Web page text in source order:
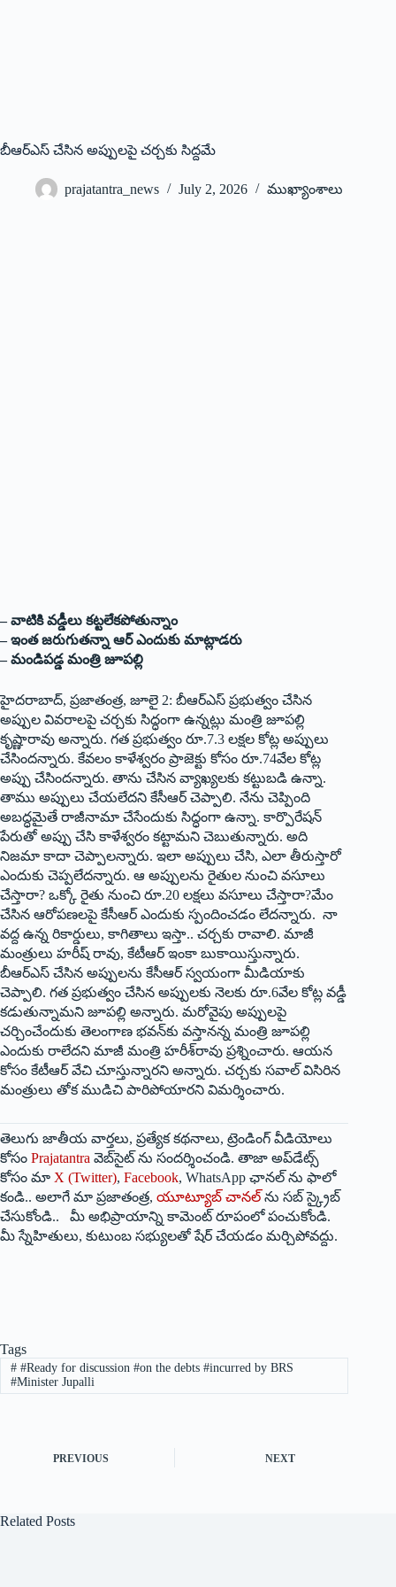
బీఆర్‌ఎస్‌ ‌చేసిన అప్పులపై చర్చకు సిద్దమే
prajatantra_news July 2, 2026 ముఖ్యాంశాలు
– వాటికి వడ్డీలు కట్టలేకపోతున్నాం
– ఇంత జరుగుతన్నా ఆర్‌ ఎం‌దుకు మాట్లాడరు
– మండిపడ్డ మంత్రి జూపల్లి
హైదరాబాద్‌,‌ ప్రజాతంత్ర, జూలై 2: బీఆర్‌ఎస్‌ ‌ప్రభుత్వం చేసిన
అప్పుల వివరాలపై చర్చకు సిద్ధంగా ఉన్నట్లు మంత్రి జూపల్లి
కృష్ణారావు అన్నారు. గత ప్రభుత్వం రూ.7.3 లక్షల కోట్ల అప్పులు
చేసిందన్నారు. కేవలం కాళేశ్వరం ప్రాజెక్టు కోసం రూ.74వేల కోట్ల
అప్పు చేసిందన్నారు. తాను చేసిన వ్యాఖ్యలకు కట్టుబడి ఉన్నా.
తాము అప్పులు చేయలేదని కేసీఆర్‌ ‌చెప్పాలి. నేను చెప్పింది
అబద్ధమైతే రాజీనామా చేసేందుకు సిద్ధంగా ఉన్నా. కార్పొరేషన్‌
‌పేరుతో అప్పు చేసి కాళేశ్వరం కట్టామని చెబుతున్నారు. అది
నిజమా కాదా చెప్పాలన్నారు. ఇలా అప్పులు చేసి, ఎలా తీరుస్తారో
ఎందుకు చెప్పలేదన్నారు. ఆ అప్పులను రైతుల నుంచి వసూలు
చేస్తారా? ఒక్కో రైతు నుంచి రూ.20 లక్షలు వసూలు చేస్తారా?మేం
చేసిన ఆరోపణలపై కేసీఆర్‌ ఎం‌దుకు స్పందించడం లేదన్నారు. నా
వద్ద ఉన్న రికార్డులు, కాగితాలు ఇస్తా.. చర్చకు రావాలి. మాజీ
మంత్రులు హరీష్‌ ‌రావు, కేటీఆర్‌ ఇం‌కా బుకాయిస్తున్నారు.
బీఆర్‌ఎస్‌ ‌చేసిన అప్పులను కేసీఆర్‌ ‌స్వయంగా మీడియాకు
చెప్పాలి. గత ప్రభుత్వం చేసిన అప్పులకు నెలకు రూ.6వేల కోట్ల వడ్డీ
కడుతున్నామని జూపల్లి అన్నారు. మరోవైపు అప్పులపై
చర్చించేందుకు తెలంగాణ భవన్‌కు వస్తానన్న మంత్రి జూపల్లి
ఎందుకు రాలేదని మాజీ మంత్రి హరీశ్‌రావు ప్రశ్నించారు. ఆయన
కోసం కేటీఆర్‌ ‌వేచి చూస్తున్నారని అన్నారు. చర్చకు సవాల్‌ ‌విసిరిన
మంత్రులు తోక ముడిచి పారిపోయారని విమర్శించారు.
తెలుగు జాతీయ వార్తలు, ప్రత్యేక కథనాలు, ట్రెండింగ్ వీడియోలు
కోసం Prajatantra వెబ్‌సైట్ ను సందర్శించండి. తాజా అప్‌డేట్స్
కోసం మా X (Twitter), Facebook, WhatsApp ఛానల్ ను ఫాలో
కండి.. అలాగే మా ప్రజాతంత్ర, యూట్యూబ్ చానల్ ను సబ్ స్క్రైబ్
చేసుకోండి.. మీ అభిప్రాయాన్ని కామెంట్ రూపంలో పంచుకోండి.
మీ స్నేహితులు, కుటుంబ సభ్యులతో షేర్ చేయడం మర్చిపోవద్దు.
Tags
##Ready for discussion #on the debts #incurred by BRS
#Minister Jupalli
PREVIOUS NEXT
Related Posts